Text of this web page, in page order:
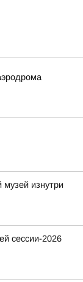
изнутри
сессии-2026